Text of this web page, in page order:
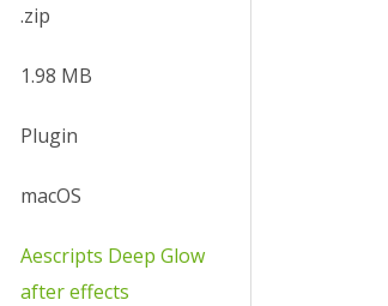
.zip
1.98 MB
Plugin
macOS
Aescripts Deep Glow
after effects